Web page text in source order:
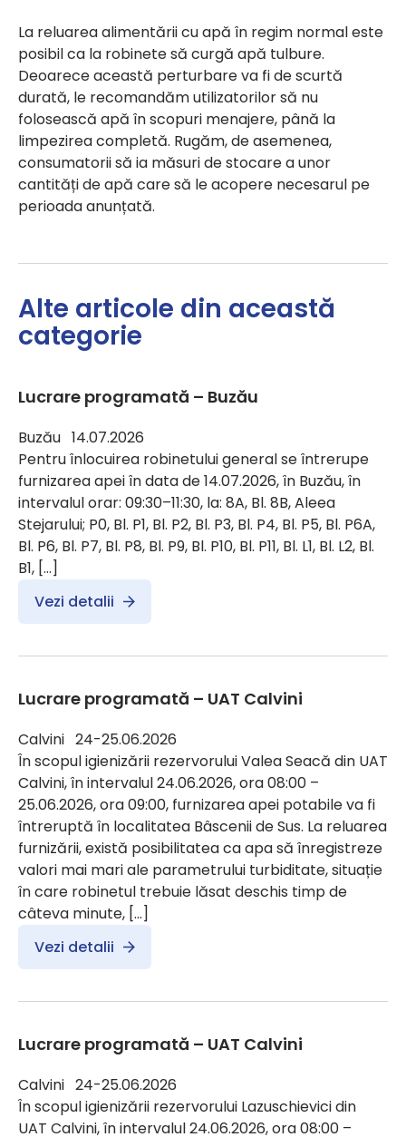
La reluarea alimentării cu apă în regim normal este
posibil ca la robinete să curgă apă tulbure.
Deoarece această perturbare va fi de scurtă
durată, le recomandăm utilizatorilor să nu
folosească apă în scopuri menajere, până la
limpezirea completă. Rugăm, de asemenea,
consumatorii să ia măsuri de stocare a unor
cantități de apă care să le acopere necesarul pe
perioada anunțată.
Alte articole din această
categorie
Lucrare programată – Buzău
Buzău 14.07.2026
Pentru înlocuirea robinetului general se întrerupe
furnizarea apei în data de 14.07.2026, în Buzău, în
intervalul orar: 09:30–11:30, la: 8A, Bl. 8B, Aleea
Stejarului; P0, Bl. P1, Bl. P2, Bl. P3, Bl. P4, Bl. P5, Bl. P6A,
Bl. P6, Bl. P7, Bl. P8, Bl. P9, Bl. P10, Bl. P11, Bl. L1, Bl. L2, Bl.
B1, […]
Vezi detalii
Lucrare programată – UAT Calvini
Calvini 24-25.06.2026
În scopul igienizării rezervorului Valea Seacă din UAT
Calvini, în intervalul 24.06.2026, ora 08:00 –
25.06.2026, ora 09:00, furnizarea apei potabile va fi
întreruptă în localitatea Bâscenii de Sus. La reluarea
furnizării, există posibilitatea ca apa să înregistreze
valori mai mari ale parametrului turbiditate, situație
în care robinetul trebuie lăsat deschis timp de
câteva minute, […]
Vezi detalii
Lucrare programată – UAT Calvini
Calvini 24-25.06.2026
În scopul igienizării rezervorului Lazuschievici din
UAT Calvini, în intervalul 24.06.2026, ora 08:00 –